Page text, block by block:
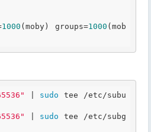
1000 (moby) groups=1000 (mob
sudo tee /etc/subu
sudo tee /etc/subg